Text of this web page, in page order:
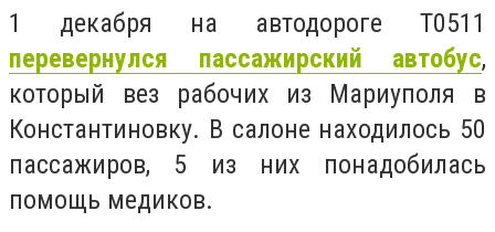
1 декабря на автодороге Т0511
перевернулся пассажирский автобус,
который вез рабочих из Мариуполя в
Константиновку. В салоне находилось 50
пассажиров, 5 из них понадобилась
помощь медиков.